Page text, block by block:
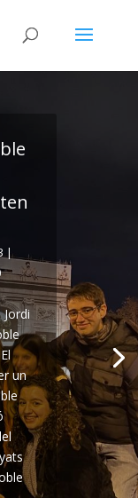
|
un